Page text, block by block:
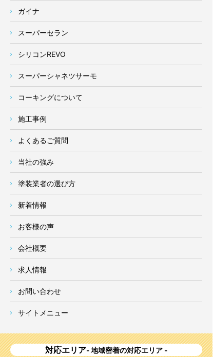
ガイナ
スーパーセラン
シリコンREVO
スーパーシャネツサーモ
コーキングについて
施工事例
よくあるご質問
当社の強み
塗装業者の選び方
新着情報
お客様の声
会社概要
求人情報
お問い合わせ
サイトメニュー
対応エリア- 地域密着の対応エリア -